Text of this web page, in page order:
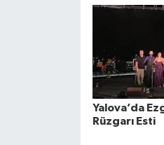
Yalova’da
Rüzgarı Esti